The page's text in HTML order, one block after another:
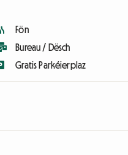
Fön
Bureau / Dësch
Gratis Parkéierplaz